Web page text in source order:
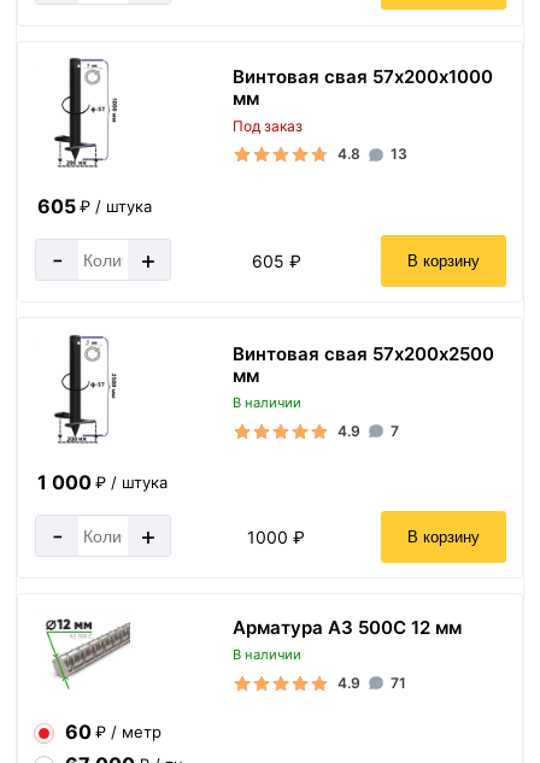
Винтовая свая 57х200х1000
мм
Под заказ
4.8
13
605₽ / штука
- + 605 ₽ В корзину
Винтовая свая 57х200х2500
мм
В наличии
4.9 7
1 000₽ / штука
- + 1000 ₽ В корзину
Арматура А3 500С 12 мм
В наличии
4.9 71
60₽ / метр